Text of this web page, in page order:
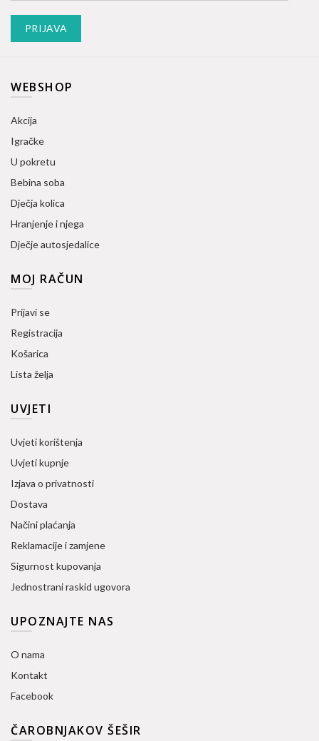
WEBSHOP
Akcija
Igračke
U pokretu
Bebina soba
Dječja kolica
Hranjenje i njega
Dječje autosjedalice
MOJ RAČUN
Prijavi se
Registracija
Košarica
Lista želja
UVJETI
Uvjeti korištenja
Uvjeti kupnje
Izjava o privatnosti
Dostava
Načini plaćanja
Reklamacije i zamjene
Sigurnost kupovanja
Jednostrani raskid ugovora
UPOZNAJTE NAS
O nama
Kontakt
Facebook
ČAROBNJAKOV ŠEŠIR